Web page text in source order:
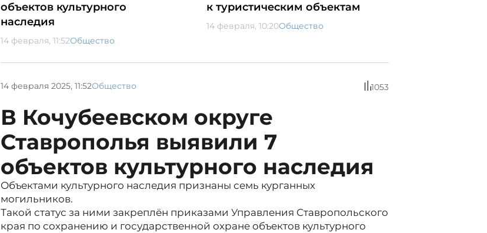
объектов культурного
наследия
14 февраля, 11:52Общество
к туристическим объектам
14 февраля, 10:20Общество
14 февраля 2025, 11:52Общество 1053
В Кочубеевском округе
Ставрополья выявили 7
объектов культурного наследия
Объектами культурного наследия признаны семь курганных
могильников.
Такой статус за ними закреплён приказами Управления Ставропольского
края по сохранению и государственной охране объектов культурного